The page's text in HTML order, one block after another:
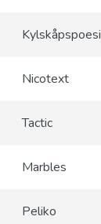
Kylskåpspoesi
Nicotext
Tactic
Marbles
Peliko